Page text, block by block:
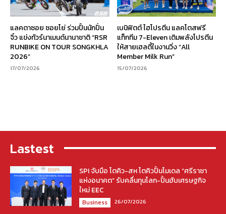
แลคตาซอย ซอยโย่ ร่วมปั้นนักปั่น
จิ๋ว แข่งทัวร์นาเมนต์นานาชาติ “RSR
RUNBIKE ON TOUR SONGKHLA
2026”
17/07/2026
เบนิฟิตต์ ไฮโปรตีน แลคโตสฟรี
แท็กทีม 7-Eleven เติมพลังโปรตีน
ให้สายเฮลตี้ในงานวิ่ง “All
Member Milk Run”
15/07/2026
Lastest
SPI จับมือ โตคิว-สห โตคิวปั้นโมเดล “ศรีราชา
แห่งอนาคต” รับคลื่นทุนโลก-ปั้นฮับเศรษฐกิจ
ใหม่ EEC
Business 26/07/2026